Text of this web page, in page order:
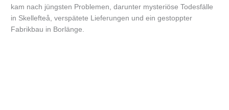
kam nach jüngsten Problemen, darunter mysteriöse Todesfälle
in Skellefteå, verspätete Lieferungen und ein gestoppter
Fabrikbau in Borlänge.